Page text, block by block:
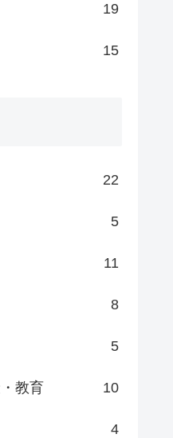
19
15
22
5
11
8
5
教育 10
4